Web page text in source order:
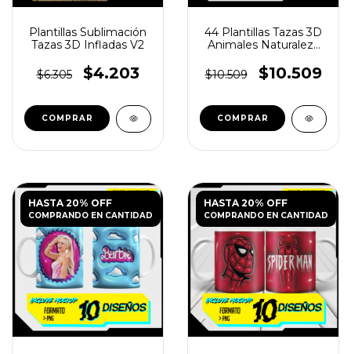
Plantillas Sublimación
Tazas 3D Infladas V2
$6.305 $4.203
44 Plantillas Tazas 3D
Animales Naturaleza
$10.509
$10.509
HASTA 20% OFF
COMPRANDO EN CANTIDAD
HASTA 20% OFF
COMPRANDO EN CANTIDAD